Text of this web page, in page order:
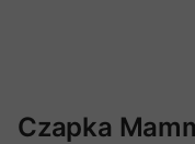
Czapka